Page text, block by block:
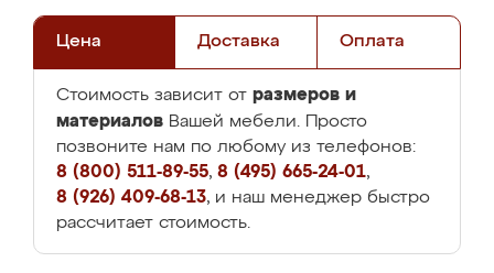
Цена Доставка Оплата
Стоимость зависит от размеров и
материалов Вашей мебели. Просто
позвоните нам по любому из телефонов:
8 (800) 511-89-55, 8 (495) 665-24-01,
8 (926) 409-68-13, и наш менеджер быстро
рассчитает стоимость.